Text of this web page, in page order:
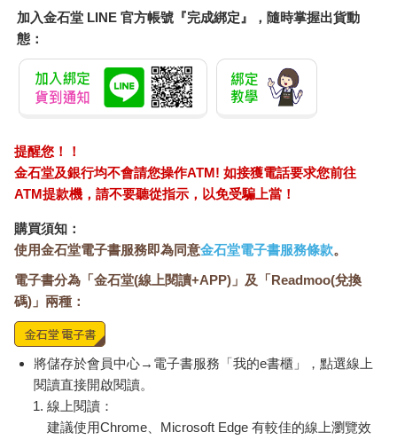
也會大幅減輕。如果你覺得現在的工作不適合自己，卻仍留在同
一個職場，我認為，這應該是無法釐清「如果不做這份工作，自
己還能做什麼」所造成的。
■領導者的話語能創造「價值」
在物資充沛的現代社會，為何仍有許多人感到不幸福？或許，這
「雖然說不上來，但我覺得你想的跟我不一樣。」
多年來，我工作的願景是：打造一個所有商務人士都能用話語感
受到「自我提供價值」與「存在意義」的美好社會。
而這一切，只要學會「精準表達」就能實現！尤其改變組織的核
心——領導者的話語，就能進一步改變組織與社會。
「精準表達」是所有行業、所有對話中不可欠缺的骨幹。希望能
透過這本書，為許多在職場與心靈上奮鬥的領導者提供支持，這
將是我最大的榮幸。
木暮太一
加入金石堂 LINE 官方帳號『完成綁定』，隨時掌握出貨動
態：
提醒您！！
金石堂及銀行均不會請您操作ATM! 如接獲電話要求您前往
ATM提款機，請不要聽從指示，以免受騙上當！
購買須知：
使用金石堂電子書服務即為同意金石堂電子書服務條款。
電子書分為「金石堂(線上閱讀+APP)」及「Readmoo(兌換
碼)」兩種：
將儲存於會員中心→電子書服務「我的e書櫃」，點選線上
閱讀直接開啟閱讀。
線上閱讀：
建議使用Chrome、Microsoft Edge 有較佳的線上瀏覽效